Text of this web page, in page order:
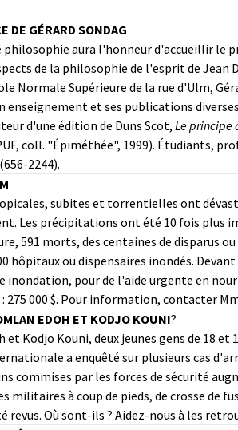
DE GÉRARD SONDAG
philosophie aura l'honneur d'accueillir le
de la philosophie de l'esprit de Jean
Normale Supérieure de la rue d'Ulm,
enseignement et ses publications
d'une édition de Duns Scot, Le
coll. "Épiméthée", 1999). Étudiants,
2244).
subites et torrentielles ont
Les précipitations ont été 10 fois plus
591 morts, des centaines de disparus
hôpitaux ou dispensaires inondés.
pour de l'aide urgente en
275 000 $. Pour information, contacter
EDOH ET KODJO KOUNI?
et Kodjo Kouni, deux jeunes gens de 18
a enquêté sur plusieurs cas
commises par les forces de sécurité
militaires à coup de pieds, de crosse de
revus. Où sont-ils ? Aidez-nous à les